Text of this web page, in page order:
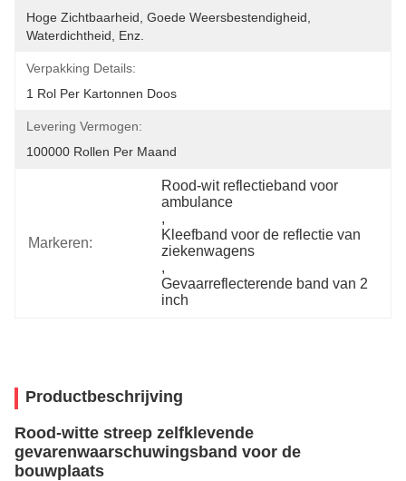
Hoge Zichtbaarheid, Goede Weersbestendigheid,
Waterdichtheid, Enz.
Verpakking Details:
1 Rol Per Kartonnen Doos
Levering Vermogen:
100000 Rollen Per Maand
Markeren:
Rood-wit reflectieband voor
ambulance
,
Kleefband voor de reflectie van
ziekenwagens
,
Gevaarreflecterende band van 2
inch
Productbeschrijving
Rood-witte streep zelfklevende
gevarenwaarschuwingsband voor de
bouwplaats